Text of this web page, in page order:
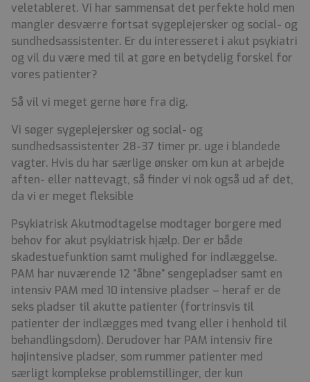
veletableret. Vi har sammensat det perfekte hold men
mangler desværre fortsat sygeplejersker og social- og
sundhedsassistenter. Er du interesseret i akut psykiatri
og vil du være med til at gøre en betydelig forskel for
vores patienter?
Så vil vi meget gerne høre fra dig.
Vi søger sygeplejersker og social- og
sundhedsassistenter 28-37 timer pr. uge i blandede
vagter. Hvis du har særlige ønsker om kun at arbejde
aften- eller nattevagt, så finder vi nok også ud af det,
da vi er meget fleksible
Psykiatrisk Akutmodtagelse modtager borgere med
behov for akut psykiatrisk hjælp. Der er både
skadestuefunktion samt mulighed for indlæggelse.
PAM har nuværende 12 ”åbne” sengepladser samt en
intensiv PAM med 10 intensive pladser – heraf er de
seks pladser til akutte patienter (fortrinsvis til
patienter der indlægges med tvang eller i henhold til
behandlingsdom). Derudover har PAM intensiv fire
højintensive pladser, som rummer patienter med
særligt komplekse problemstillinger, der kun